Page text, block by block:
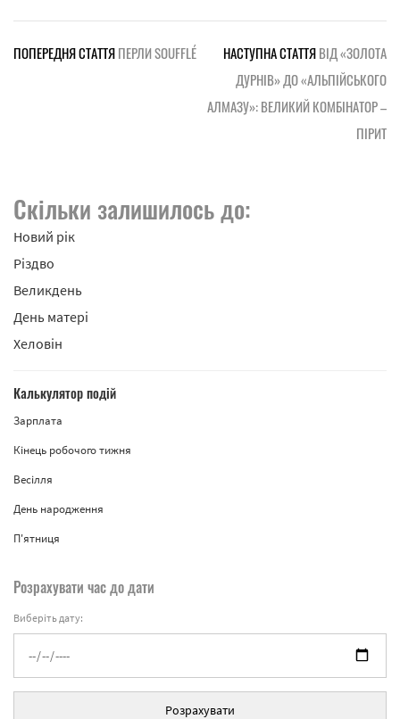
ПОПЕРЕДНЯ СТАТТЯПЕРЛИ SOUFFLÉ НАСТУПНА СТАТТЯВІД «ЗОЛОТА
ДУРНІВ» ДО «АЛЬПІЙСЬКОГО
АЛМАЗУ»: ВЕЛИКИЙ КОМБІНАТОР –
ПІРИТ
Скільки залишилось до:
Новий рік
Різдво
Великдень
День матері
Хеловін
Калькулятор подій
Зарплата
Кінець робочого тижня
Весілля
День народження
П'ятниця
Розрахувати час до дати
Виберіть дату:
Розрахувати